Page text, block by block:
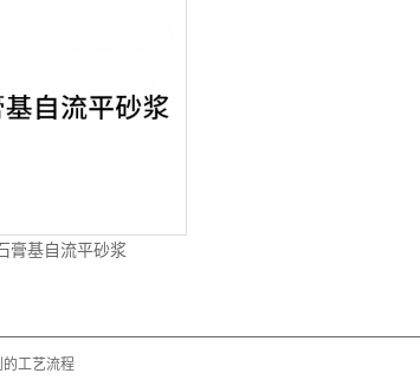
膏基自流平砂浆
工艺流程